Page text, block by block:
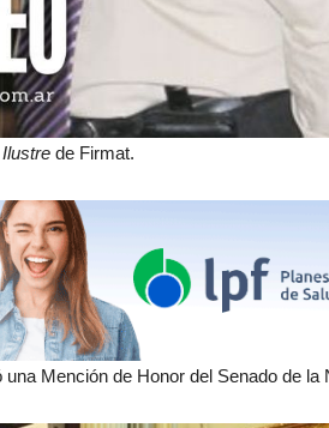
de Firmat.
Mención de Honor del Senado de la